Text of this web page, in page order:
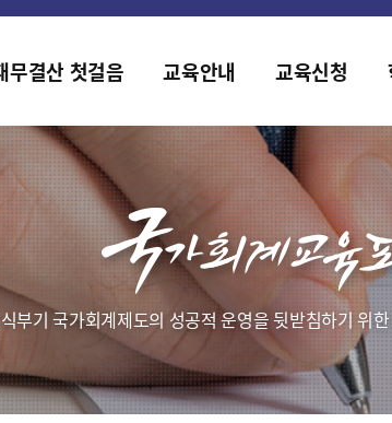
홈페이지가 새롭게 개편되었습니다.
무결산 첫걸음 교육안내 교육신청
부기 국가회계제도의 성공적 운영을 뒷받침하기 위